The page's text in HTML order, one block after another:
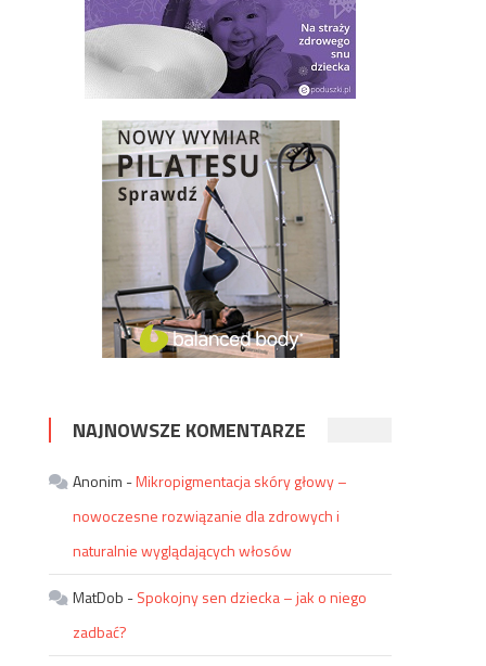
NAJNOWSZE KOMENTARZE
Anonim -Mikropigmentacja skóry głowy –
nowoczesne rozwiązanie dla zdrowych i
naturalnie wyglądających włosów
MatDob -Spokojny sen dziecka – jak o niego
zadbać?